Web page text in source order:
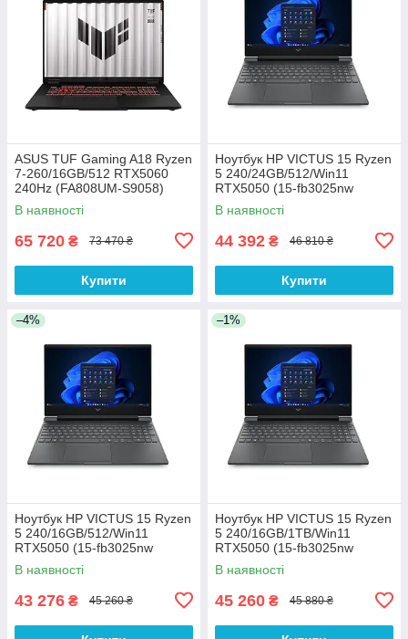
ASUS TUF Gaming A18 Ryzen
7-260/16GB/512 RTX5060
240Hz (FA808UM-S9058)
В наявності
65 720 ₴ 73 470 ₴
Купити
Ноутбук HP VICTUS 15 Ryzen
5 240/24GB/512/Win11
RTX5050 (15-fb3025nw
(C38YWEA))
В наявності
44 392 ₴ 46 810 ₴
Купити
–4%
Ноутбук HP VICTUS 15 Ryzen
5 240/16GB/512/Win11
RTX5050 (15-fb3025nw
(C38YWEA))
В наявності
43 276 ₴ 45 260 ₴
–1%
Ноутбук HP VICTUS 15 Ryzen
5 240/16GB/1TB/Win11
RTX5050 (15-fb3025nw
(C38YWEA))
В наявності
45 260 ₴ 45 880 ₴